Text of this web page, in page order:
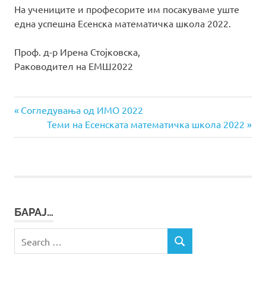
На учениците и професорите им посакуваме уште
една успешна Есенска математичка школа 2022.
Проф. д-р Ирена Стојковска,
Раководител на ЕМШ2022
Навигација
на
Previous
Согледувања од ИМО 2022
Next
Post:
Теми на Есенската математичка школа 2022
БАРАЈ…
for:
SEARCH